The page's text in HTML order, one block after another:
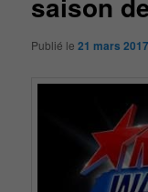
Publié le21 mars 2017